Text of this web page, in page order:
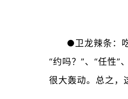
●卫龙辣条：
“约吗？”、“任性”
很大轰动。总之，